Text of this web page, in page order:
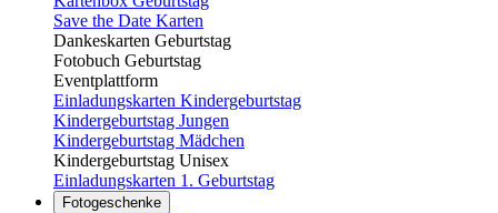
Save the Date Karten
Dankeskarten Geburtstag
Fotobuch Geburtstag
Eventplattform
Einladungskarten Kindergeburtstag
Kindergeburtstag Jungen
Kindergeburtstag Mädchen
Kindergeburtstag Unisex
Einladungskarten 1. Geburtstag
Fotogeschenke